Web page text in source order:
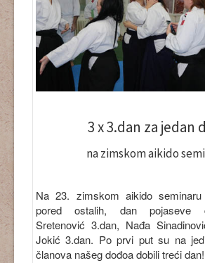
3 x 3.dan za jedan
na zimskom aikido
Na 23. zimskom aikido
pored ostalih, dan pojaseve
Sretenović 3.dan, Nađa
Jokić 3.dan. Po prvi put su na
članova našeg dođoa dobili treći dan!